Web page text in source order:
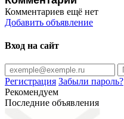
Комментариев ещё нет
Добавить объявление
Вход на сайт
Регистрация Забыли пароль?
Рекомендуем
Последние объявления